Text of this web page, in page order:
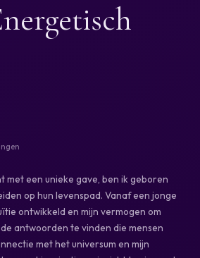
met een unieke gave, ben ik geboren
op hun levenspad. Vanaf een jonge
ontwikkeld en mijn vermogen om
antwoorden te vinden die mensen
met het universum en mijn